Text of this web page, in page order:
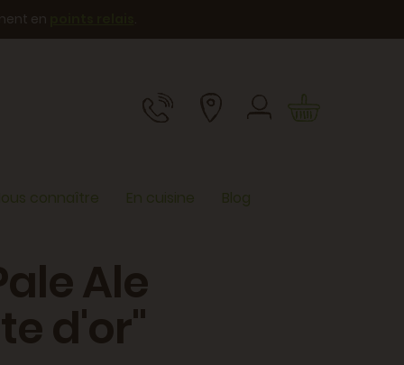
en .
connaître En cuisine Blog
Ale
d'or"